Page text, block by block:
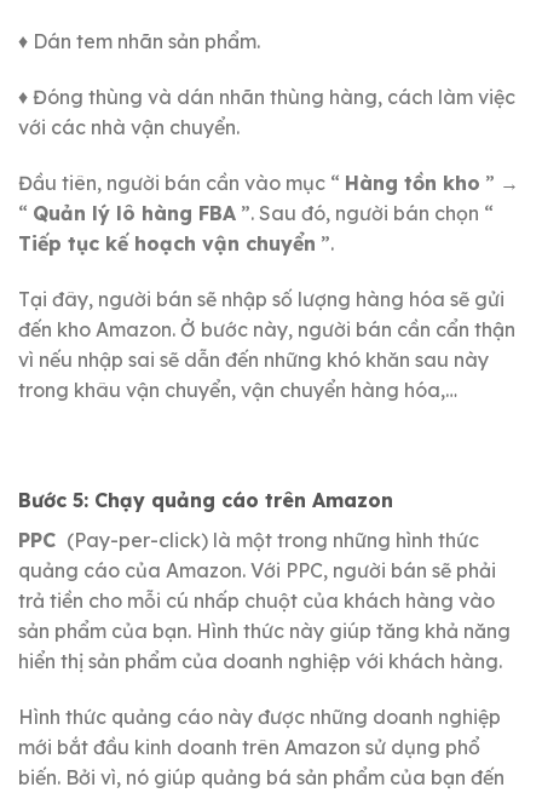
♦ Dán tem nhãn sản phẩm.
♦ Đóng thùng và dán nhãn thùng hàng, cách làm việc
với các nhà vận chuyển.
Đầu tiên, người bán cần vào mục “ Hàng tồn kho ” →
“ Quản lý lô hàng FBA ”. Sau đó, người bán chọn “
Tiếp tục kế hoạch vận chuyển ”.
Tại đây, người bán sẽ nhập số lượng hàng hóa sẽ gửi
đến kho Amazon. Ở bước này, người bán cần cẩn thận
vì nếu nhập sai sẽ dẫn đến những khó khăn sau này
trong khâu vận chuyển, vận chuyển hàng hóa,…
Bước 5: Chạy quảng cáo trên Amazon
PPC (Pay-per-click) là một trong những hình thức
quảng cáo của Amazon. Với PPC, người bán sẽ phải
trả tiền cho mỗi cú nhấp chuột của khách hàng vào
sản phẩm của bạn. Hình thức này giúp tăng khả năng
hiển thị sản phẩm của doanh nghiệp với khách hàng.
Hình thức quảng cáo này được những doanh nghiệp
mới bắt đầu kinh doanh trên Amazon sử dụng phổ
biến. Bởi vì, nó giúp quảng bá sản phẩm của bạn đến